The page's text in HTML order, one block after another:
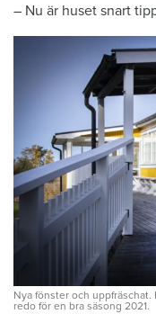
– Nu är huset snart
Nya fönster och
redo för en bra säsong 2021.